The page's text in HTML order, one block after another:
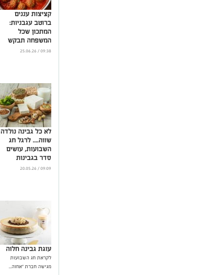
קציצות עננים
ברוטב עגבניות:
המתכון שכל
המשפחה תבקש
שוב ושוב
09:38 / 25.06.26
לא כל גבינה נולדה
שווה.... לרגל חג
השבועות, עושים
סדר בגבינות
...
09:09 / 20.05.26
עוגת גבינה חלוה
לקראת חג השבועות
מגישה חברת "אחוה...